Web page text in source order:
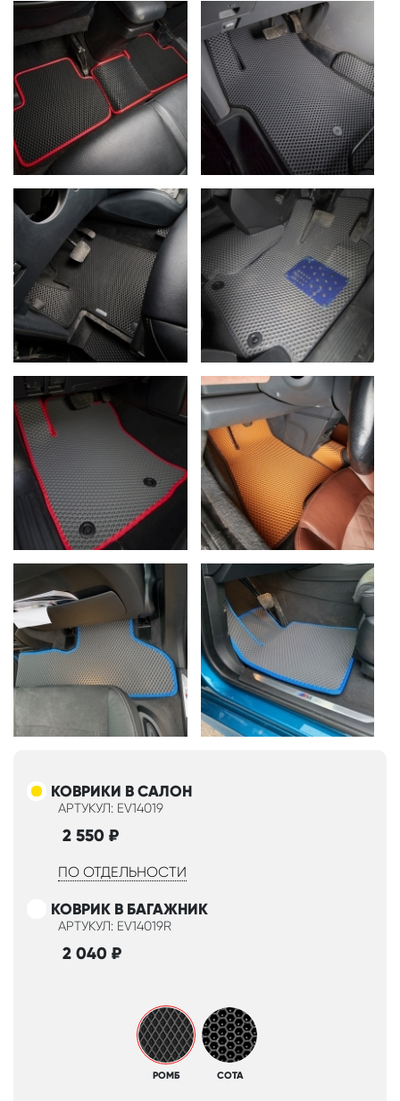
КОВРИКИ В САЛОН
АРТУКУЛ: EV14019
2 550 ₽
ПО ОТДЕЛЬНОСТИ
КОВРИК В БАГАЖНИК
АРТУКУЛ: EV14019R
2 040 ₽
РОМБ СОТА